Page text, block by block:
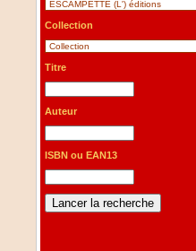
Collection
Titre
Auteur
ISBN ou EAN13